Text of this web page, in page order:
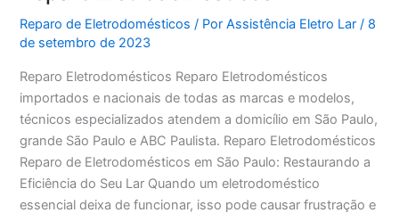
Reparo de Eletrodomésticos / PorAssistência Eletro Lar/ 8
de setembro de 2023
Reparo Eletrodomésticos Reparo Eletrodomésticos
importados e nacionais de todas as marcas e modelos,
técnicos especializados atendem a domicílio em São Paulo,
grande São Paulo e ABC Paulista. Reparo Eletrodomésticos
Reparo de Eletrodomésticos em São Paulo: Restaurando a
Eficiência do Seu Lar Quando um eletrodoméstico
essencial deixa de funcionar, isso pode causar frustração e